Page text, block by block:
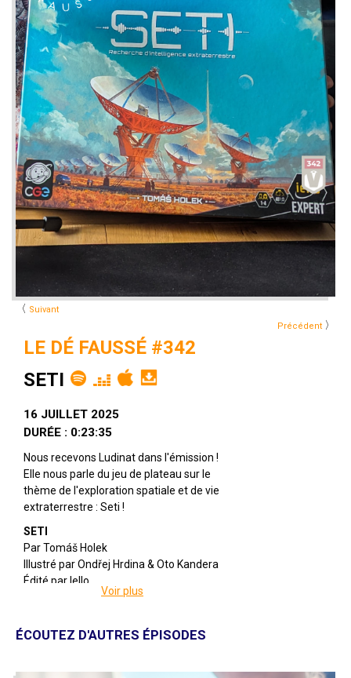
〈 Suivant
Précédent 〉
LE DÉ FAUSSÉ #342
SETI
16 JUILLET 2025
DURÉE : 0:23:35
Nous recevons Ludinat dans l'émission !
Elle nous parle du jeu de plateau sur le
thème de l'exploration spatiale et de vie
extraterrestre : Seti !
SETI
Par Tomáš Holek
Illustré par Ondřej Hrdina & Oto Kandera
Édité par Iello
De 1 à 4 joueuses
Pour 40 à 160 minutes
d'Intelligence Extraterrestre, vous
Voir plus
ÉCOUTEZ D'AUTRES ÉPISODES